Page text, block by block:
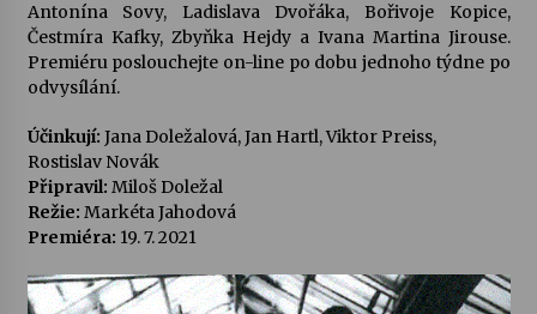
28. 7. 2026
Letní koncerty ve Stromovce: Rufus Miller
22. 7. 2026
Vysočinka
Antonína Sovy, Ladislava Dvořáka, Bořivoje Kopice,
Čestmíra Kafky, Zbyňka Hejdy a Ivana Martina Jirouse.
Premiéru poslouchejte on-line po dobu jednoho týdne po
odvysílání.
Účinkují: Jana Doležalová, Jan Hartl, Viktor Preiss,
Rostislav Novák
Připravil: Miloš Doležal
Režie: Markéta Jahodová
Premiéra: 19. 7. 2021